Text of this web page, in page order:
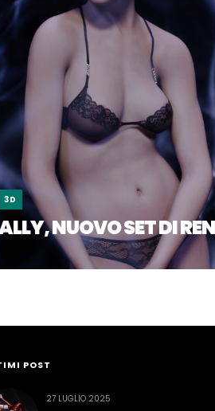
3D
NUOVO SET DI
POST
27 LUGLIO 2025